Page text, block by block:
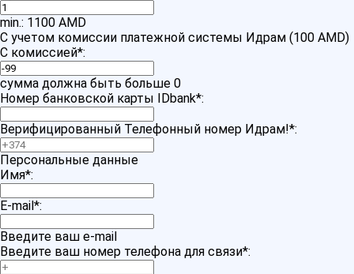
min.: 1100 AMD
С учетом комиссии платежной системы Идрам (100 AMD)
С комиссией*:
сумма должна быть больше 0
Номер банковской карты IDbank*:
Верифицированный Телефонный номер Идрам!*:
Персональные данные
Имя*:
E-mail*:
Введите ваш e-mail
Введите ваш номер телефона для связи*: